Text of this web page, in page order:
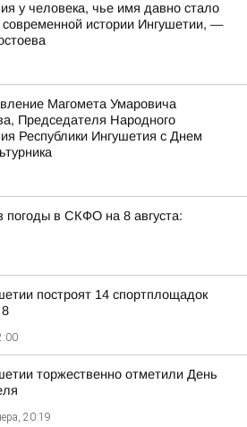
у человека, чье имя давно стало
истории Ингушетии, —
Магомета Умаровича
Председателя Народного
Республики Ингушетия с Днем
погоды в СКФО на 8 августа:
построят 14 спортплощадок
торжественно отметили День
20:19